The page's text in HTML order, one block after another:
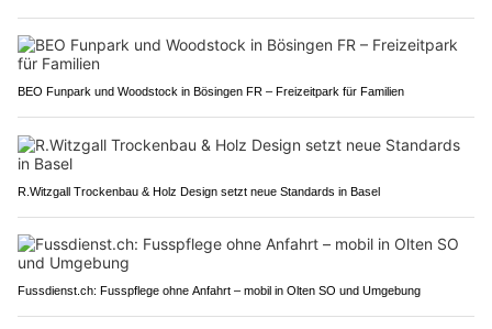
BEO Funpark und Woodstock in Bösingen FR – Freizeitpark für Familien
R.Witzgall Trockenbau & Holz Design setzt neue Standards in Basel
Fussdienst.ch: Fusspflege ohne Anfahrt – mobil in Olten SO und Umgebung